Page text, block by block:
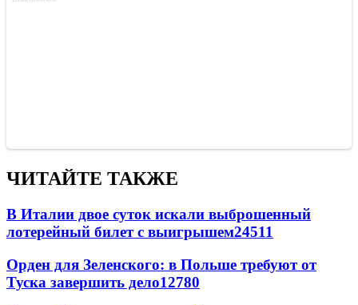
ЧИТАЙТЕ ТАКЖЕ
В Италии двое суток искали выброшенный
лотерейный билет с выигрышем24511
Орден для Зеленского: в Польше требуют от
Туска завершить дело12780